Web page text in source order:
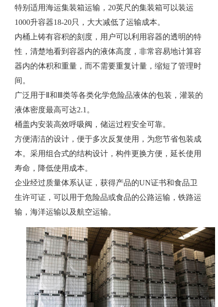
特别适用海运集装箱运输，20英尺的集装箱可以装运
1000升容器18-20只，大大减低了运输成本。
内桶上铸有容积的刻度，用户可以利用容器的透明的特
性，清楚地看到容器内的液体高度，非常容易地计算容
器内的体积和重量，而不需要重复计量，缩短了管理时
间。
广泛用于Ⅱ和Ⅲ类等各类化学危险品液体的包装，灌装的
液体密度最高可达2.1。
桶盖内安装高效呼吸阀，储运过程安全可靠。
方便清洁的设计，便于多次反复使用，为您节省包装成
本。采用组合式的结构设计，构件更换方便，延长使用
寿命，降低使用成本。
企业经过质量体系认证，获得产品的UN证书和食品卫
生许可证，可以用于危险品或食品的公路运输，铁路运
输，海洋运输以及航空运输。